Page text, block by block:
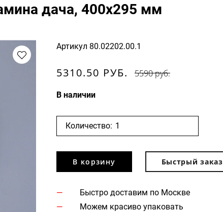
дача, 400х295 мм
Артикул 80.02202.00.1
5310.50 РУБ. 5590 руб.
В наличии
Количество:
В корзину Быстрый заказ
Быстро доставим по Москве
Можем красиво упаковать